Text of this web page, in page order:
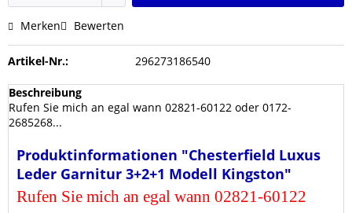
Merken Bewerten
Artikel-Nr.: 296273186540
Beschreibung
Rufen Sie mich an egal wann 02821-60122 oder 0172-
2685268...
Produktinformationen "Chesterfield Luxus
Leder Garnitur 3+2+1 Modell Kingston"
Rufen Sie mich an egal wann 02821-60122